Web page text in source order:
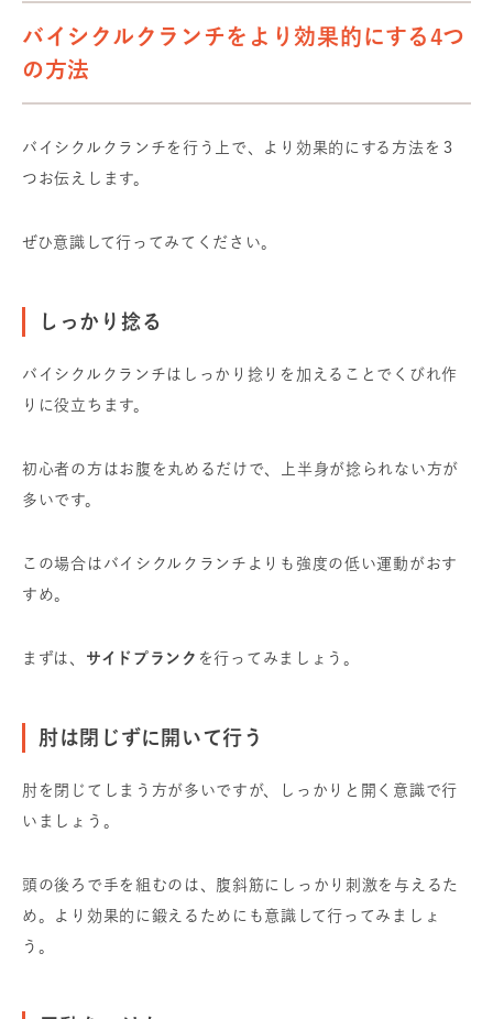
バイシクルクランチをより効果的にする4つ
の方法
バイシクルクランチを行う上で、より効果的にする方法を３
つお伝えします。
ぜひ意識して行ってみてください。
しっかり捻る
バイシクルクランチはしっかり捻りを加えることでくびれ作
りに役立ちます。
初心者の方はお腹を丸めるだけで、
上半身が捻られない方が
多いです。
この場合はバイシクルクランチよりも強度の低い運動がおす
すめ。
まずは、 サイドプランク を行ってみましょう。
肘は閉じずに開いて行う
肘を閉じてしまう方が多いですが、しっかりと開く意識で行
いましょう。
頭の後ろで手を組むのは、腹斜筋にしっかり刺激を与えるた
め。より効果的に鍛えるためにも意識して行ってみましょ
う。